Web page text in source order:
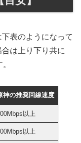
表のようになって
は上り下り共に
神の推奨回線速度
以上
以上